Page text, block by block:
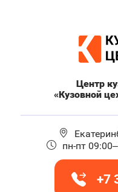
Центр
«Кузовной
пн-пт
+7